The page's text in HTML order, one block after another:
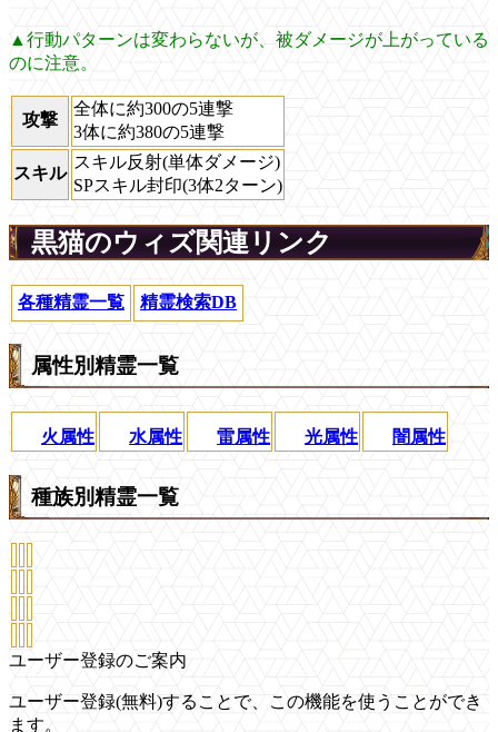
▲行動パターンは変わらないが、被ダメージが上がっている
のに注意。
攻撃
全体に約300の5連撃
3体に約380の5連撃
スキル
スキル反射(単体ダメージ)
SPスキル封印(3体2ターン)
黒猫のウィズ関連リンク
各種精霊一覧 精霊検索DB
属性別精霊一覧
火属性 水属性 雷属性 光属性 闇属性
種族別精霊一覧
ユーザー登録のご案内
ユーザー登録(無料)することで、この機能を使うことができ
ます。